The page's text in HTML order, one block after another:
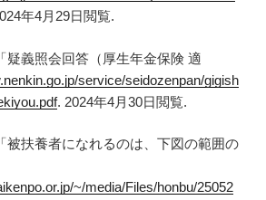
年4月29日閲覧.
疑義照会回答（厚生年金保険 適
service/seidozenpan/gigish
. 2024年4月30日閲覧.
被扶養者になれるのは、下図の範囲の
~/media/Files/honbu/25052